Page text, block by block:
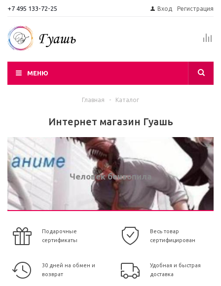
+7 495 133-72-25 Вход Регистрация
МЕНЮ
Главная - Каталог
Интернет магазин Гуашь
Человек бензопила
Подарочные
сертификаты
Весь товар
сертифицирован
30 дней на обмен и
возврат
Удобная и быстрая
доставка